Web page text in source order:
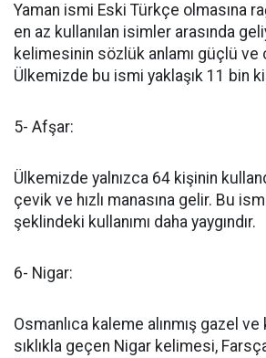
Yaman ismi Eski Türkçe olmasına
en az kullanılan isimler arasında
kelimesinin sözlük anlamı güçlü ve
Ülkemizde bu ismi yaklaşık 11 bin
5- Afşar:
Ülkemizde yalnızca 64 kişinin
çevik ve hızlı manasına gelir. Bu
şeklindeki kullanımı daha yaygındır.
6- Nigar:
Osmanlıca kaleme alınmış gazel
sıklıkla geçen Nigar kelimesi,